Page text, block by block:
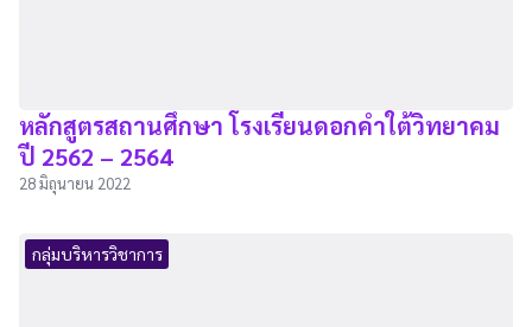
หลักสูตรสถานศึกษา โรงเรียนดอกคำใต้วิทยาคม
ปี 2562 – 2564
28 มิถุนายน 2022
กลุ่มบริหารวิชาการ